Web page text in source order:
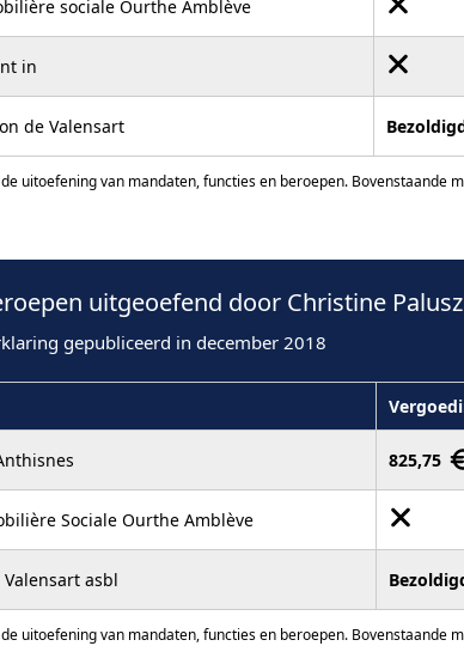
sociale Ourthe Amblève
in
de Valensart
uitoefening van mandaten, functies en beroepen. Bovenstaande
uitgeoefend door Christine
gepubliceerd in december 2018
825,75
Sociale Ourthe Amblève
asbl
uitoefening van mandaten, functies en beroepen. Bovenstaande